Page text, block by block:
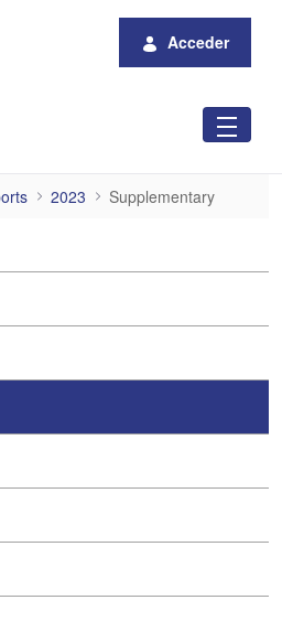
Acceder
2023 Supplementary